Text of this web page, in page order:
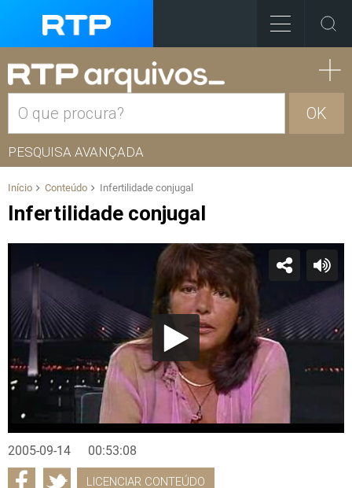
OK
PESQUISA AVANÇADA
Início Conteúdo Infertilidade conjugal
Infertilidade conjugal
2005-09-14 00:53:08
LICENCIAR CONTEÚDO